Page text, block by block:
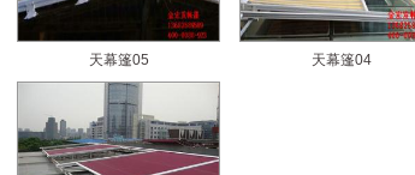
天幕篷05 天幕篷04